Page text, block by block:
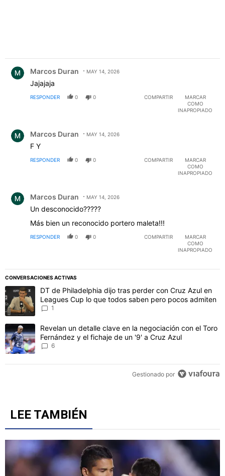
Marcos Duran MAY 14, 2026
Jajajaja
RESPONDER 0 0 COMPARTIR
MARCAR
COMO
INAPROPIADO
Marcos Duran MAY 14, 2026
F Y
RESPONDER 0 0 COMPARTIR
MARCAR
COMO
INAPROPIADO
Marcos Duran MAY 14, 2026
Un desconocido?????
Más bien un reconocido portero maleta!!!
RESPONDER 0 0 COMPARTIR
MARCAR
COMO
INAPROPIADO
CONVERSACIONES ACTIVAS
Este listado muestra los artículos con más comentarios en los
Un artículo de tendencia con el título "DT de Philadelphia dijo
DT de Philadelphia dijo tras perder con Cruz Azul en
Leagues Cup lo que todos saben pero pocos admiten
1
Un artículo de tendencia con el título "Revelan un detalle clave
Revelan un detalle clave en la negociación con el Toro
Fernández y el fichaje de un '9' a Cruz Azul
6
Gestionado por
LEE TAMBIÉN